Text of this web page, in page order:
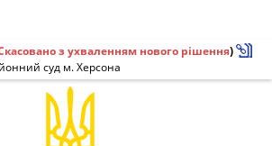
з ухваленням нового рішення)
суд м. Херсона